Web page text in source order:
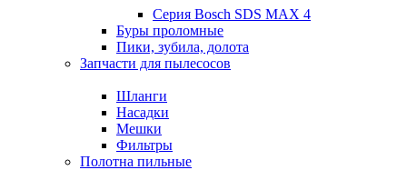
Серия Bosch SDS MAX 4
Буры проломные
Пики, зубила, долота
Запчасти для пылесосов
Шланги
Насадки
Мешки
Фильтры
Полотна пильные